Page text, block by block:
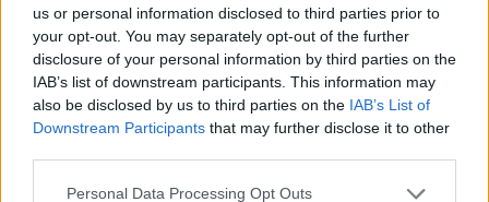
us or personal information disclosed to third parties prior to
your opt-out. You may separately opt-out of the further
disclosure of your personal information by third parties on the
IAB’s list of downstream participants. This information may
also be disclosed by us to third parties on the IAB’s List of
Downstream Participants that may further disclose it to other
Personal Data Processing Opt Outs
Září 2013: Blackout Ekolistu aneb Příště tu nemusí být
25.9.2013
Na stránkách Ekolistu.cz jsme spustili reklamní kampaň, která se
obrací přímo na Vás, naše čtenáře. A její hlavní heslo „Našli jste
Ekolist.cz? Příště tu nemusí být“ není rozhodně nadnesené. Server
Ekolist.cz se totiž stále potácí na hraně, buď se nám podaří získat
peníze na další činnost, nebo bude poctivější říct si, že to nejde a se
ctí zavřít krám.